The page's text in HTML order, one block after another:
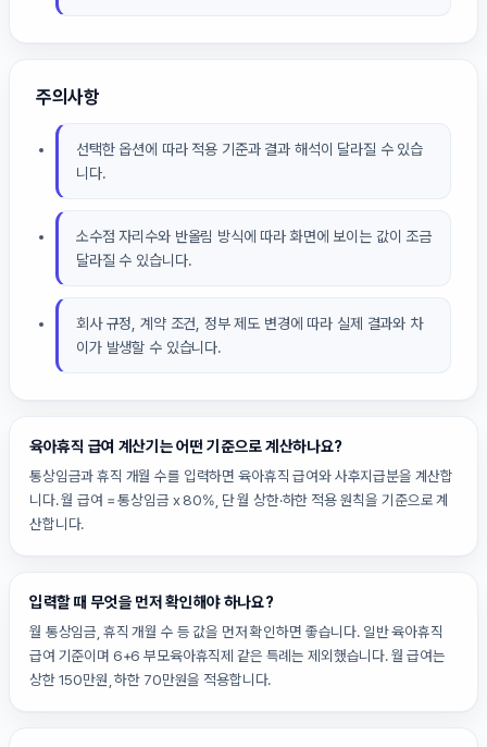
주의사항
선택한 옵션에 따라 적용 기준과 결과 해석이 달라질 수 있습
니다.
소수점 자리수와 반올림 방식에 따라 화면에 보이는 값이 조금
달라질 수 있습니다.
회사 규정, 계약 조건, 정부 제도 변경에 따라 실제 결과와 차
이가 발생할 수 있습니다.
육아휴직 급여 계산기는 어떤 기준으로 계산하나요?
통상임금과 휴직 개월 수를 입력하면 육아휴직 급여와 사후지급분을 계산합
니다. 월 급여 = 통상임금 x 80%, 단 월 상한·하한 적용 원칙을 기준으로 계
산합니다.
입력할 때 무엇을 먼저 확인해야 하나요?
월 통상임금, 휴직 개월 수 등 값을 먼저 확인하면 좋습니다. 일반 육아휴직
급여 기준이며 6+6 부모육아휴직제 같은 특례는 제외했습니다. 월 급여는
상한 150만원, 하한 70만원을 적용합니다.